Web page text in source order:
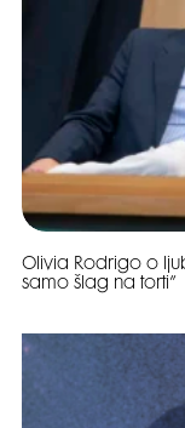
Olivia Rodrigo o
samo šlag na torti”